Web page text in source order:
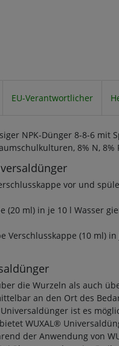
EU-Verantwortlicher
NPK-Dünger 8-8-6 mit
8% N, 8%
vor und
(20 ml) in je 10 l Wasser
Verschlusskappe (10 ml)
die Wurzeln als auch
an den Ort des
ist es
WUXAL®
der Anwendung von